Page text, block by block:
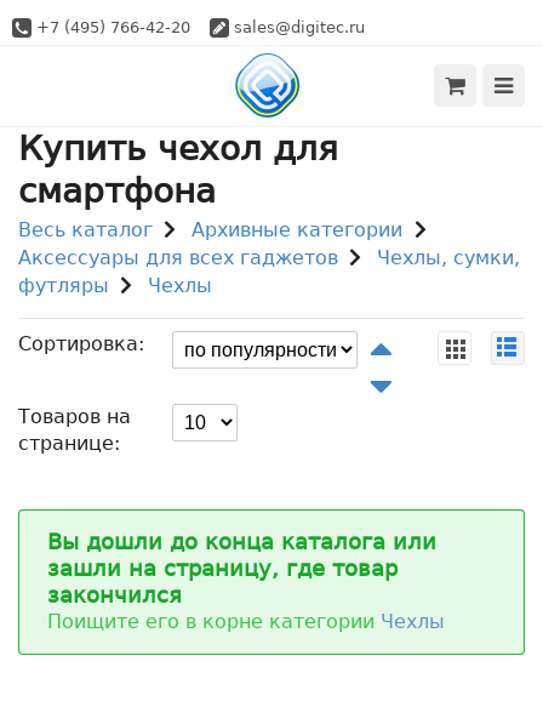
+7 (495) 766-42-20 sales@digitec.ru
Купить чехол для
смартфона
Весь каталог
Архивные категории
Аксессуары для всех гаджетов
Чехлы, сумки,
футляры
Чехлы
Сортировка:
Товаров на
странице:
Вы дошли до конца каталога или
зашли на страницу, где товар
закончился
Поищите его в корне категории Чехлы